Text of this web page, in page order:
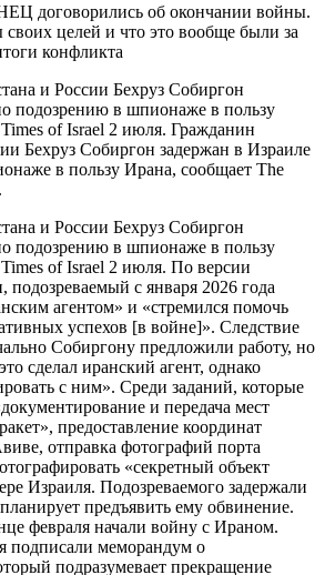
договорились об окончании войны.
целей и что это вообще были за
конфликта
и России Бехруз Собиргон
подозрению в шпионаже в пользу
of Israel 2 июля. Гражданин
Бехруз Собиргон задержан в Израиле
в пользу Ирана, сообщает The
и России Бехруз Собиргон
подозрению в шпионаже в пользу
of Israel 2 июля. По версии
подозреваемый с января 2026 года
агентом» и «стремился помочь
успехов [в войне]». Следствие
Собиргону предложили работу, но
сделал иранский агент, однако
с ним». Среди заданий, которые
и передача мест
предоставление координат
отправка фотографий порта
«секретный объект
Израиля. Подозреваемого задержали
предъявить ему обвинение.
февраля начали войну с Ираном.
меморандум о
подразумевает прекращение